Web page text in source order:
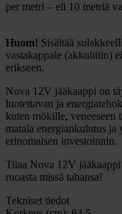
per metri – eli 10 metriä
Huom! Sisältää
vastakappale (akkuliitin)
erikseen.
Nova 12V jääkaappi on
luotettavan ja
kuten mökille, veneeseen
matala energiankulutus ja
erinomaisen investoinnin.
Tilaa Nova 12V
ruoasta missä tahansa!
Tekniset tiedot